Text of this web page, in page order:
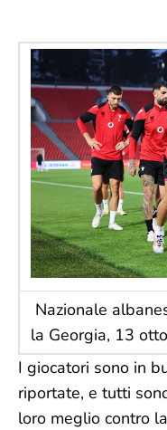
Nazionale
la Georgia, 13
I giocatori sono in
riportate, e tutti
loro meglio contro